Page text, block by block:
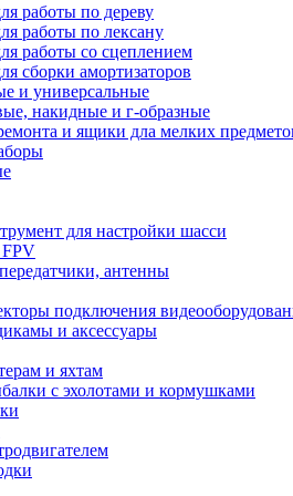
работы по дереву
работы по лексану
работы со сцеплением
сборки амортизаторов
и универсальные
накидные и г-образные
и ящики дла мелких
для настройки шасси
антенны
подключения
и аксессуары
и яхтам
с эхолотами и кормушками